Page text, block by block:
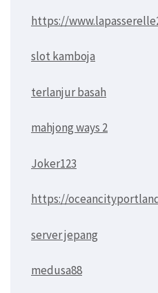
https://
slot kamboja
terlanjur basah
mahjong ways 2
Joker123
https://
server jepang
medusa88